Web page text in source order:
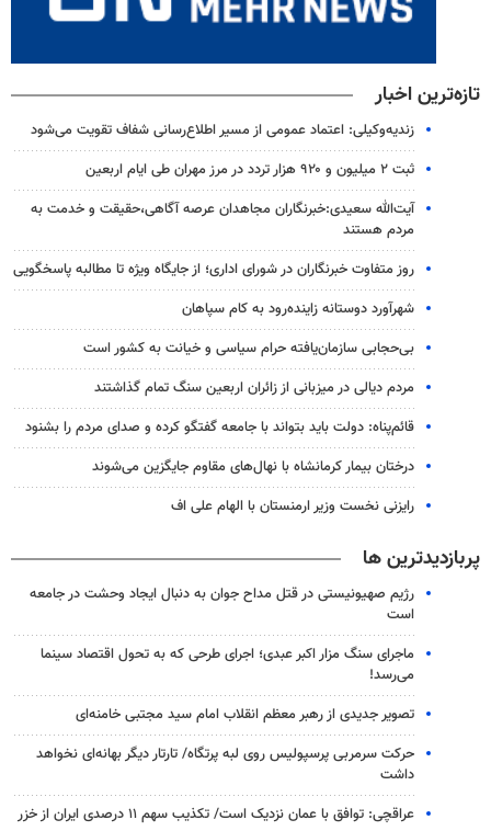
تازه‌ترین اخبار
زندیه‌وکیلی: اعتماد عمومی از مسیر اطلاع‌رسانی شفاف تقویت می‌شود
ثبت ۲ میلیون و ۹۲۰ هزار تردد در مرز مهران طی ایام اربعین
آیت‌الله سعیدی:خبرنگاران مجاهدان عرصه آگاهی،حقیقت و خدمت به
مردم هستند
روز متفاوت خبرنگاران در شورای اداری؛ از جایگاه ویژه تا مطالبه پاسخگویی
شهرآورد دوستانه زاینده‌رود به کام سپاهان
بی‌حجابی سازمان‌یافته حرام سیاسی و خیانت به کشور است
مردم دیالی در میزبانی از زائران اربعین سنگ تمام گذاشتند
قائم‌پناه: دولت باید بتواند با جامعه گفتگو کرده و صدای مردم را بشنود
درختان بیمار کرمانشاه با نهال‌های مقاوم جایگزین می‌شوند
رایزنی نخست وزیر ارمنستان با الهام علی اف
پربازدیدترین ها
رژیم صهیونیستی در قتل مداح جوان به دنبال ایجاد وحشت در جامعه
است
ماجرای سنگ مزار اکبر عبدی؛ اجرای طرحی که به تحول اقتصاد سینما
می‌رسد!
تصویر جدیدی از رهبر معظم انقلاب امام سید مجتبی خامنه‌ای
حرکت سرمربی پرسپولیس روی لبه پرتگاه/ تارتار دیگر بهانه‌ای نخواهد
داشت
عراقچی: توافق با عمان نزدیک است/ تکذیب سهم ۱۱ درصدی ایران از خزر